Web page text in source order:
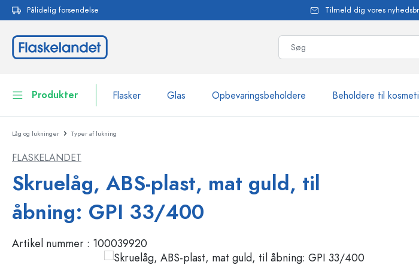
Gå til hovednavigation
Pålidelig forsendelse Tilmeld dig vores
Produkter Flasker Glas Opbevaringsbeholdere Beholdere til
Flasker
Opbevaringsbeholdere
Bordservice
Beholdere til kosmetik
WECK-flasker
Estal-flasker
Flasker med patentprop
Sprayflasker
Låg og lukninger Typer af lukning
FLASKELANDET
Skruelåg, ABS-plast, mat guld, til
åbning: GPI 33/400
Artikel nummer : 100039920